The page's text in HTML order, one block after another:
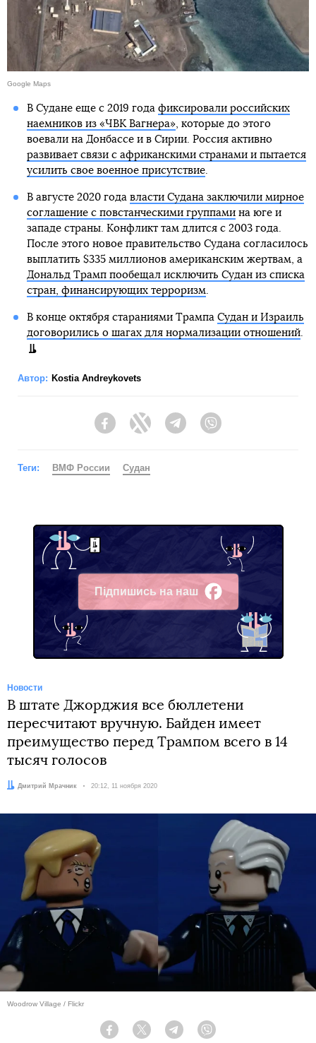
Google Maps
В Судане еще с 2019 года фиксировали российских
наемников из «ЧВК Вагнера», которые до этого
воевали на Донбассе и в Сирии. Россия активно
развивает связи с африканскими странами и пытается
усилить свое военное присутствие.
В августе 2020 года власти Судана заключили мирное
соглашение с повстанческими группамина юге и
западе страны. Конфликт там длится с 2003 года.
После этого новое правительство Судана согласилось
выплатить $335 миллионов американским жертвам, а
Дональд Трамп пообещал исключить Судан из списка
стран, финансирующих терроризм.
В конце октября стараниями Трампа Судан и Израиль
договорились о шагах для нормализации отношений.
Автор: Kostia Andreykovets
FacebookTwitter Telegram
Теги: ВМФ России Судан
Підпишись на наш
Facebook
Новости
В штате Джорджия все бюллетени
пересчитают вручную. Байден имеет
преимущество перед Трампом всего в 14
тысяч голосов
Автор:
Дмитрий Мрачник Дата:
20:12, 11 ноября 2020
Woodrow Village / Flickr
Facebook Twitter Telegram